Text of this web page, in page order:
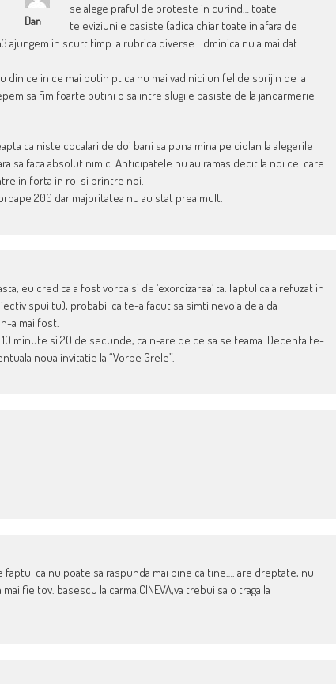
Dan
se alege praful de proteste in curind… toate
televiziunile basiste (adica chiar toate in afara de
in scurt timp la rubrica diverse… dminica nu a mai dat
din ce in ce mai putin pt ca nu mai vad nici un fel de sprijin de la
sa fim foarte putini o sa intre slugile basiste de la jandarmerie
ca niste cocalari de doi bani sa puna mina pe ciolan la alegerile
sa faca absolut nimic. Anticipatele nu au ramas decit la noi cei care
in forta in rol si printre noi.
200 dar majoritatea nu au stat prea mult.
eu cred ca a fost vorba si de ‘exorcizarea’ ta. Faptul ca a refuzat in
spui tu), probabil ca te-a facut sa simti nevoia de a da
a mai fost.
minute si 20 de secunde, ca n-are de ce sa se teama. Decenta te-
noua invitatie la “Vorbe Grele”.
ca nu poate sa raspunda mai bine ca tine…. are dreptate, nu
fie tov. basescu la carma.CINEVA,va trebui sa o traga la